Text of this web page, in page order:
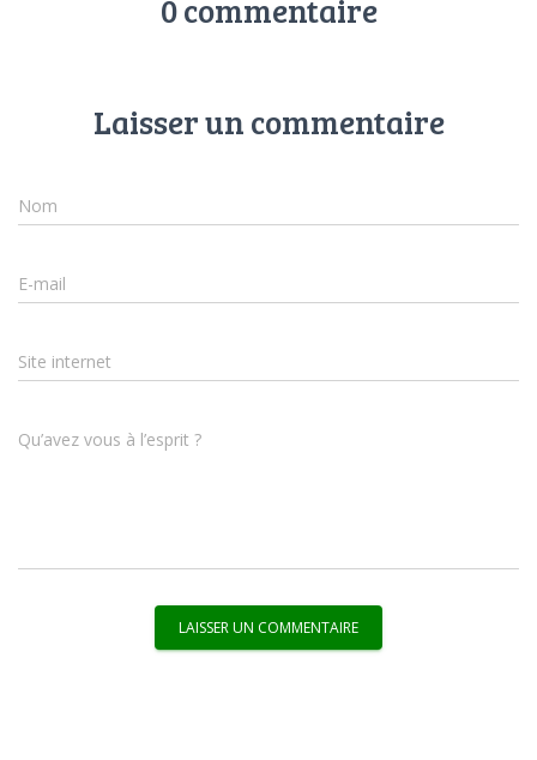
0 commentaire
Laisser un commentaire
Nom
E-mail
Site internet
Qu’avez vous à l’esprit ?